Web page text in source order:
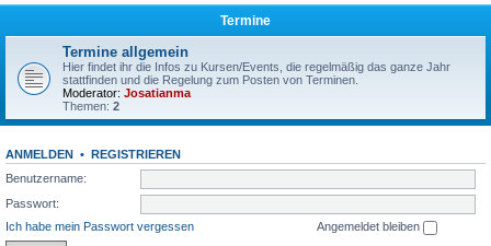
Termine
Termine allgemein
Hier findet ihr die Infos zu Kursen/Events, die regelmäßig das ganze Jahr
stattfinden und die Regelung zum Posten von Terminen.
Moderator: Josatianma
Themen: 2
ANMELDEN • REGISTRIEREN
Benutzername:
Passwort:
Ich habe mein Passwort vergessen
Angemeldet bleiben